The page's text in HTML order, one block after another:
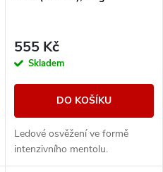
555 Kč
Skladem
DO KOŠÍKU
Ledové osvěžení ve formě
intenzivního mentolu.